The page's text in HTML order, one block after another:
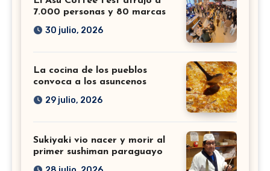
7.000 personas y 80 marcas
30 julio, 2026
La cocina de los pueblos
convoca a los asuncenos
29 julio, 2026
Sukiyaki vio nacer y morir al
primer sushiman paraguayo